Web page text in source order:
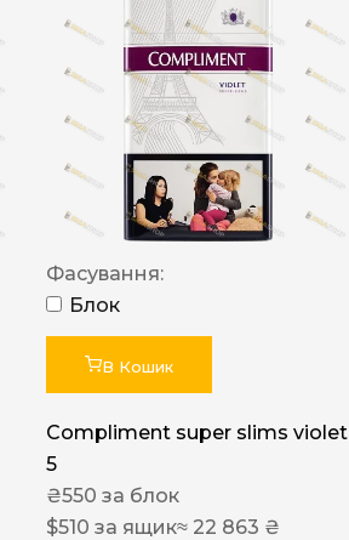
Фасування:
Блок
В Кошик
Compliment super slims violet
5
₴550 за блок
$510 за ящик≈ 22 863 ₴